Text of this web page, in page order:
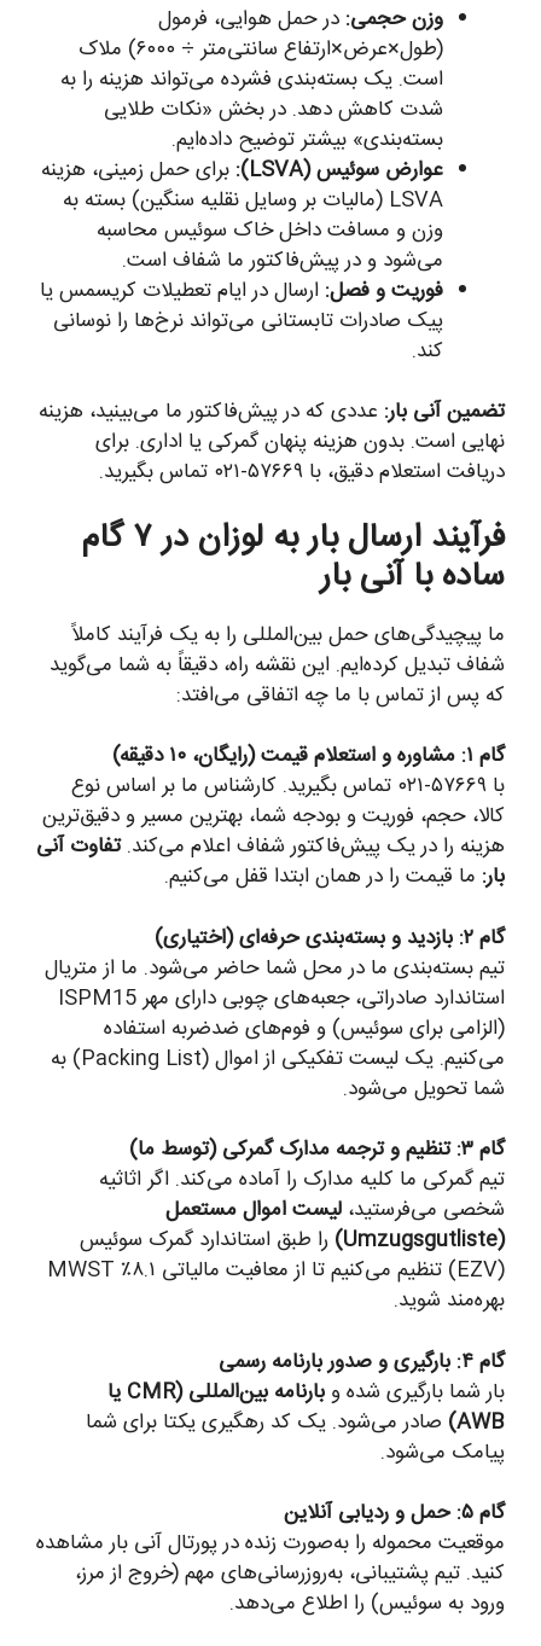
وزن حجمی: در حمل هوایی، فرمول
(طول×عرض×ارتفاع سانتی‌متر ÷ ۶۰۰۰) ملاک
است. یک بسته‌بندی فشرده می‌تواند هزینه را به
شدت کاهش دهد. در بخش «نکات طلایی
بسته‌بندی» بیشتر توضیح داده‌ایم.
عوارض سوئیس (LSVA):
برای حمل زمینی، هزینه
LSVA (مالیات بر وسایل نقلیه سنگین) بسته به
وزن و مسافت داخل خاک سوئیس محاسبه
می‌شود و در پیش‌فاکتور ما شفاف است.
فوریت و فصل: ارسال در ایام تعطیلات کریسمس یا
پیک صادرات تابستانی می‌تواند نرخ‌ها را نوسانی
کند.
تضمین آنی بار: عددی که در پیش‌فاکتور ما می‌بینید، هزینه
نهایی است. بدون هزینه پنهان گمرکی یا اداری. برای
دریافت استعلام دقیق، با ۵۷۶۶۹-۰۲۱ تماس بگیرید.
فرآیند ارسال بار به لوزان در ۷ گام
ساده با آنی بار
ما پیچیدگی‌های حمل بین‌المللی را به یک فرآیند کاملاً
شفاف تبدیل کرده‌ایم. این نقشه راه، دقیقاً به شما می‌گوید
که پس از تماس با ما چه اتفاقی می‌افتد:
گام ۱: مشاوره و استعلام قیمت (رایگان، ۱۰ دقیقه)
با ۵۷۶۶۹-۰۲۱ تماس بگیرید. کارشناس ما بر اساس نوع
کالا، حجم، فوریت و بودجه شما، بهترین مسیر و دقیق‌ترین
هزینه را در یک پیش‌فاکتور شفاف اعلام می‌کند.تفاوت آنی
بار: ما قیمت را در همان ابتدا قفل می‌کنیم.
گام ۲: بازدید و بسته‌بندی حرفه‌ای (اختیاری)
تیم بسته‌بندی ما در محل شما حاضر می‌شود. ما از متریال
استاندارد صادراتی، جعبه‌های چوبی دارای مهر ISPM15
(الزامی برای سوئیس) و فوم‌های ضدضربه استفاده
می‌کنیم. یک لیست تفکیکی از اموال (Packing List) به
شما تحویل می‌شود.
گام ۳: تنظیم و ترجمه مدارک گمرکی (توسط ما)
تیم گمرکی ما کلیه مدارک را آماده می‌کند. اگر اثاثیه
شخصی می‌فرستید، لیست اموال مستعمل
(Umzugsgutliste)
را طبق استاندارد گمرک سوئیس
(EZV) تنظیم می‌کنیم تا از معافیت مالیاتی ۸.۱٪ MWST
بهره‌مند شوید.
گام ۴: بارگیری و صدور بارنامه رسمی
بار شما بارگیری شده و
بارنامه بین‌المللی (CMR یا
AWB) صادر می‌شود. یک کد رهگیری یکتا برای شما
پیامک می‌شود.
گام ۵: حمل و ردیابی آنلاین
موقعیت محموله را به‌صورت زنده در پورتال آنی بار مشاهده
کنید. تیم پشتیبانی، به‌روزرسانی‌های مهم (خروج از مرز،
ورود به سوئیس) را اطلاع می‌دهد.